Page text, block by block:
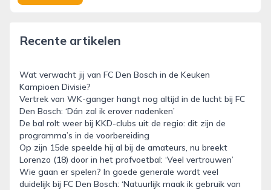
Recente artikelen
Wat verwacht jij van FC Den Bosch in de Keuken
Kampioen Divisie?
Vertrek van WK-ganger hangt nog altijd in de lucht bij FC
Den Bosch: ‘Dán zal ik erover nadenken’
De bal rolt weer bij KKD-clubs uit de regio: dit zijn de
programma’s in de voorbereiding
Op zijn 15de speelde hij al bij de amateurs, nu breekt
Lorenzo (18) door in het profvoetbal: ‘Veel vertrouwen’
Wie gaan er spelen? In goede generale wordt veel
duidelijk bij FC Den Bosch: ‘Natuurlijk maak ik gebruik van